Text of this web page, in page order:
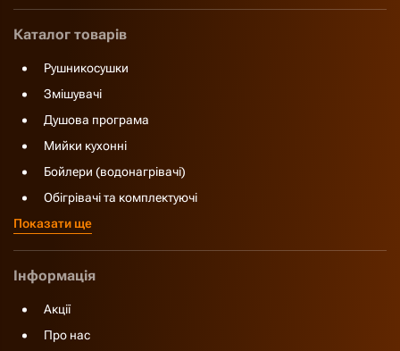
Каталог товарів
Рушникосушки
Змішувачі
Душова програма
Мийки кухонні
Бойлери (водонагрівачі)
Обігрівачі та комплектуючі
Показати ще
Інформація
Акції
Про нас